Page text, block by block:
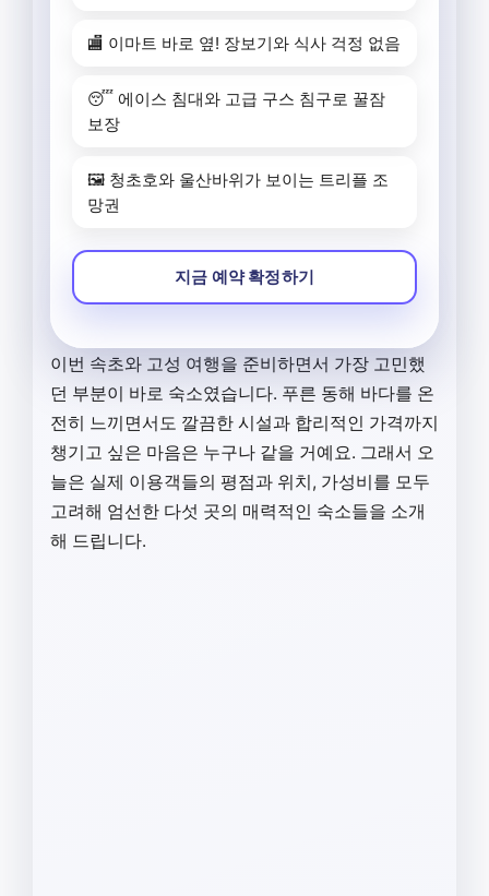
🏬 이마트 바로 옆! 장보기와 식사 걱정 없음
😴 에이스 침대와 고급 구스 침구로 꿀잠
보장
🖼️ 청초호와 울산바위가 보이는 트리플 조
망권
지금 예약 확정하기
이번 속초와 고성 여행을 준비하면서 가장 고민했
던 부분이 바로 숙소였습니다. 푸른 동해 바다를 온
전히 느끼면서도 깔끔한 시설과 합리적인 가격까지
챙기고 싶은 마음은 누구나 같을 거예요. 그래서 오
늘은 실제 이용객들의 평점과 위치, 가성비를 모두
고려해 엄선한 다섯 곳의 매력적인 숙소들을 소개
해 드립니다.